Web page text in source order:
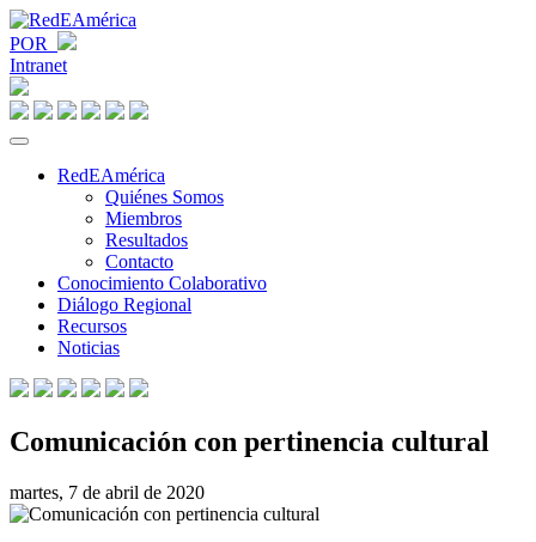
POR
Intranet
RedEAmérica
Quiénes Somos
Miembros
Resultados
Contacto
Conocimiento Colaborativo
Diálogo Regional
Recursos
Noticias
Comunicación con pertinencia cultural
martes, 7 de abril de 2020